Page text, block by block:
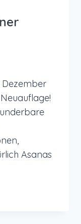
Dezember
Asanas